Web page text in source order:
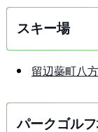
スキー場
留辺蘂町八
パークゴル